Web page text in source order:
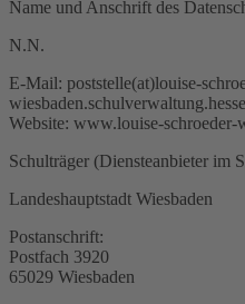
Name und Anschrift des
N.N.
E-Mail: poststelle(at)louise-
Website: www.louise-schroeder-
Schulträger (Diensteanbieter im
Landeshauptstadt Wiesbaden
Postanschrift:
Postfach 3920
65029 Wiesbaden